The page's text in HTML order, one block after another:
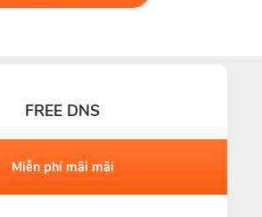
FREE DNS
Miễn phí mãi mãi